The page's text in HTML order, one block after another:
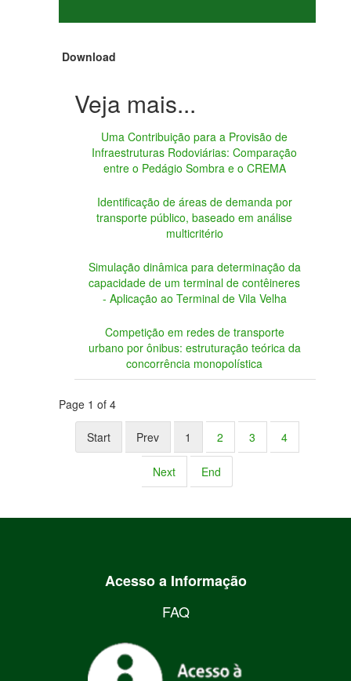
Download
Uma Contribuição para a Provisão de
Infraestruturas Rodoviárias: Comparação
entre o Pedágio Sombra e o CREMA
Identificação de áreas de demanda por
transporte público, baseado em análise
multicritério
Simulação dinâmica para determinação da
capacidade de um terminal de contêineres
- Aplicação ao Terminal de Vila Velha
Competição em redes de transporte
urbano por ônibus: estruturação teórica da
concorrência monopolística
Page 1 of 4
Start Prev 1 2 3 4
Next End
Acesso a Informação
FAQ